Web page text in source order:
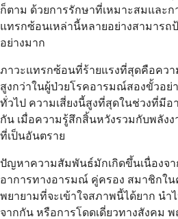
ก็ตาม ด้วยการรักษาที่เหมาะสมและก
แทรกซ้อนเหล่านี้หลายอย่างสามารถ
อย่างมาก
ภาวะแทรกซ้อนที่ร้ายแรงที่สุดคือควา
สูงกว่าในผู้ป่วยโรคอารมณ์สองขั้วอย่
ทั่วไป ความเสี่ยงนี้สูงที่สุดในช่วงที่มีอ
กัน เมื่อความรู้สึกสิ้นหวังรวมกับพลัง
ที่เป็นอันตราย
ปัญหาความสัมพันธ์มักเกิดขึ้นเนื่องจ
อาการทางอารมณ์ คู่ครอง สมาชิกใน
พยายามที่จะเข้าใจสภาพนี้ได้ยาก นำ
จากกัน หรือการโดดเดี่ยวทางสังคม